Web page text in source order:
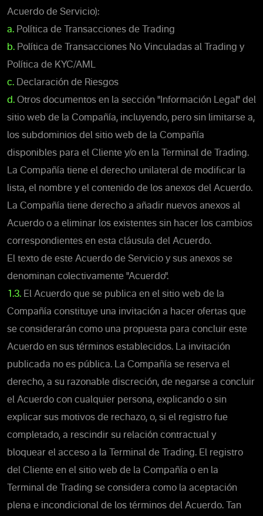
Acuerdo de Servicio):
a. Política de Transacciones de Trading
b. Política de Transacciones No Vinculadas al Trading y
Política de KYC/AML
c. Declaración de Riesgos
d. Otros documentos en la sección "Información Legal" del
sitio web de la Compañía, incluyendo, pero sin limitarse a,
los subdominios del sitio web de la Compañía
disponibles para el Cliente y/o en la Terminal de Trading.
La Compañía tiene el derecho unilateral de modificar la
lista, el nombre y el contenido de los anexos del Acuerdo.
La Compañía tiene derecho a añadir nuevos anexos al
Acuerdo o a eliminar los existentes sin hacer los cambios
correspondientes en esta cláusula del Acuerdo.
El texto de este Acuerdo de Servicio y sus anexos se
denominan colectivamente "Acuerdo".
1.3. El Acuerdo que se publica en el sitio web de la
Compañía constituye una invitación a hacer ofertas que
se considerarán como una propuesta para concluir este
Acuerdo en sus términos establecidos. La invitación
publicada no es pública. La Compañía se reserva el
derecho, a su razonable discreción, de negarse a concluir
el Acuerdo con cualquier persona, explicando o sin
explicar sus motivos de rechazo, o, si el registro fue
completado, a rescindir su relación contractual y
bloquear el acceso a la Terminal de Trading. El registro
del Cliente en el sitio web de la Compañía o en la
Terminal de Trading se considera como la aceptación
plena e incondicional de los términos del Acuerdo. Tan